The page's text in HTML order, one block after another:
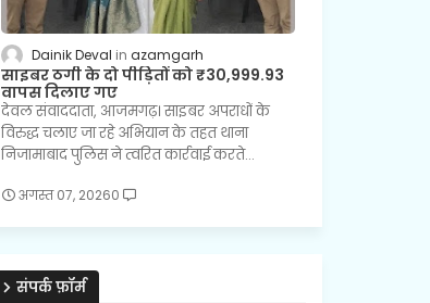
Dainik Deval azamgarh
साइबर ठगी के दो पीड़ितों को ₹30,999.93
वापस दिलाए गए
देवल संवाददाता, आजमगढ़। साइबर अपराधों के
विरुद्ध चलाए जा रहे अभियान के तहत थाना
निजामाबाद पुलिस ने त्वरित कार्रवाई करते…
अगस्त 07, 20260
संपर्क फ़ॉर्म